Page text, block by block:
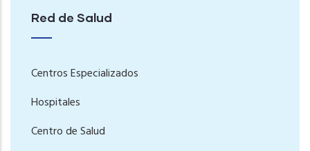
Red de Salud
Centros Especializados
Hospitales
Centro de Salud